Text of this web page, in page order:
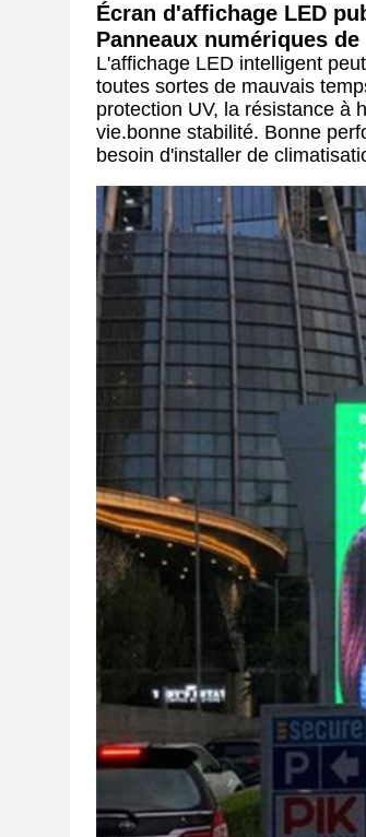
Écran d'affichage LED
Panneaux numériques
L'affichage LED intelligent
toutes sortes de mauvais
protection UV, la résistance à
vie.bonne stabilité. Bonne
besoin d'installer de